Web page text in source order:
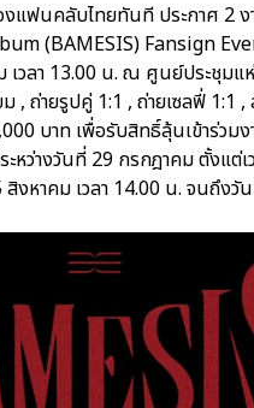
ฟนคลับไทยทันที ประกาศ 2 ง
(BAMESIS) Fansign
เวลา 13.00 น. ณ ศูนย์ประชุม
ถ่ายรูปคู่ 1:1 , ถ่ายเซลฟี่ 1:1
บาท เพื่อรับสิทธิ์ลุ้นเข้าร่วม
ว่างวันที่ 29 กรกฎาคม ตั้งแต่
งหาคม เวลา 14.00 น. จนถึง